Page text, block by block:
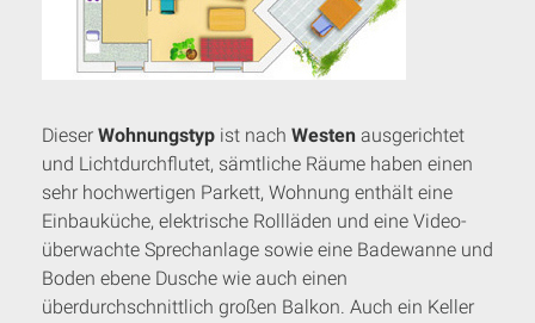
Dieser Wohnungstyp ist nach Westen ausgerichtet
und Lichtdurchflutet, sämtliche Räume haben einen
sehr hochwertigen Parkett, Wohnung enthält eine
Einbauküche, elektrische Rollläden und eine Video-
überwachte Sprechanlage sowie eine Badewanne und
Boden ebene Dusche wie auch einen
überdurchschnittlich großen Balkon. Auch ein Keller